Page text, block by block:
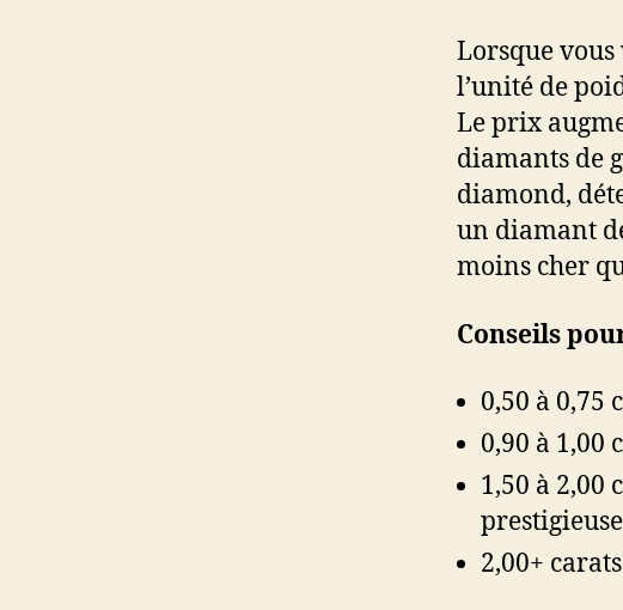
Lorsque
l’unité de
Le prix
diamants de
diamond,
un diamant
moins cher
Conseils
0,50 à 0,75
0,90 à
1,50 à 2,00
prestigieuse
2,00+